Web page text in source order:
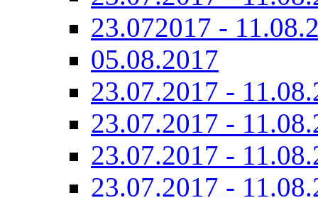
23.072017 -
05.08.2017
23.07.2017 -
23.07.2017 -
23.07.2017 -
23.07.2017 -